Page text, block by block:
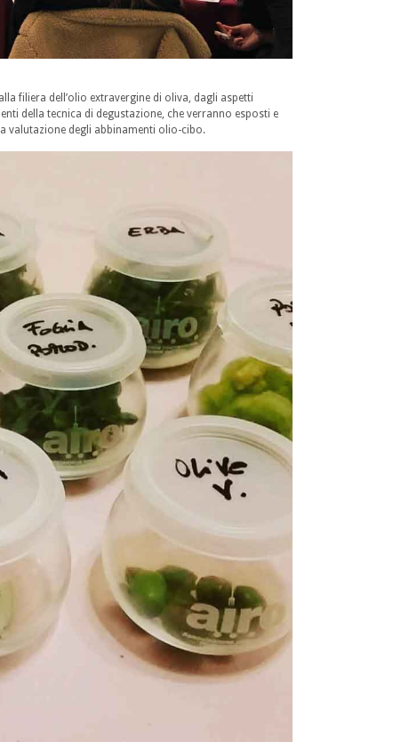
filiera dell’olio extravergine di oliva, dagli aspetti
della tecnica di degustazione, che verranno esposti e
valutazione degli abbinamenti olio-cibo.